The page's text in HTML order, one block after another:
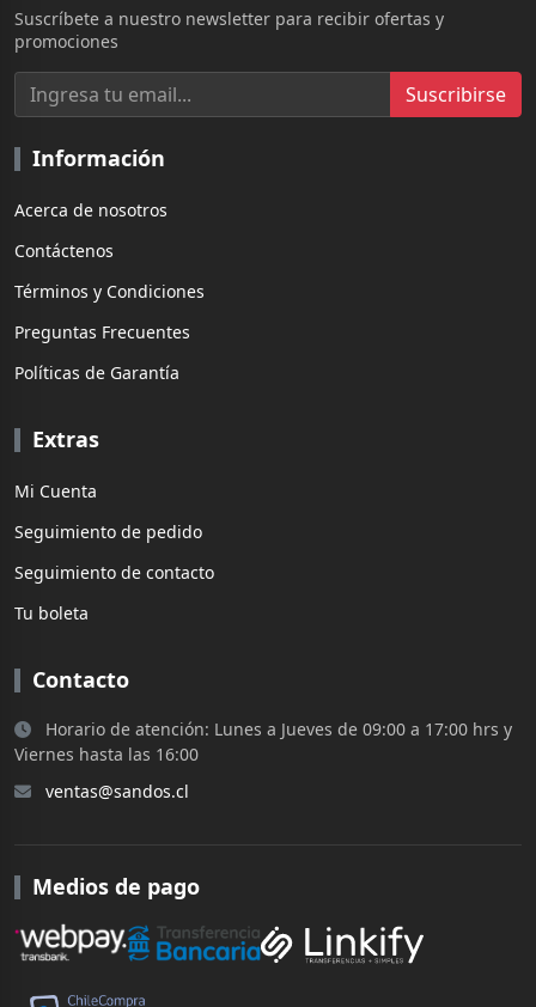
Suscríbete a nuestro newsletter para recibir ofertas y
promociones
Suscribirse
Información
Acerca de nosotros
Contáctenos
Términos y Condiciones
Preguntas Frecuentes
Políticas de Garantía
Extras
Mi Cuenta
Seguimiento de pedido
Seguimiento de contacto
Tu boleta
Contacto
Horario de atención: Lunes a Jueves de 09:00 a 17:00 hrs y
Viernes hasta las 16:00
ventas@sandos.cl
Medios de pago